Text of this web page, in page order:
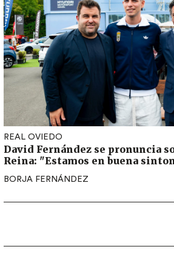
REAL OVIEDO
David Fernández se pronuncia
Reina: "Estamos en buena
BORJA FERNÁNDEZ